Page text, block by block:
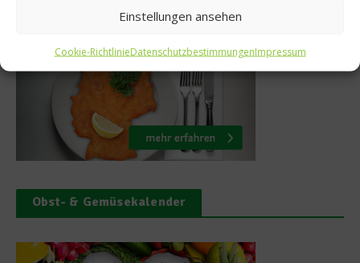
Einstellungen ansehen
Cookie-RichtlinieDatenschutzbestimmungenImpressum
Was isst Deutschland
Obst- & Gemüsekalender